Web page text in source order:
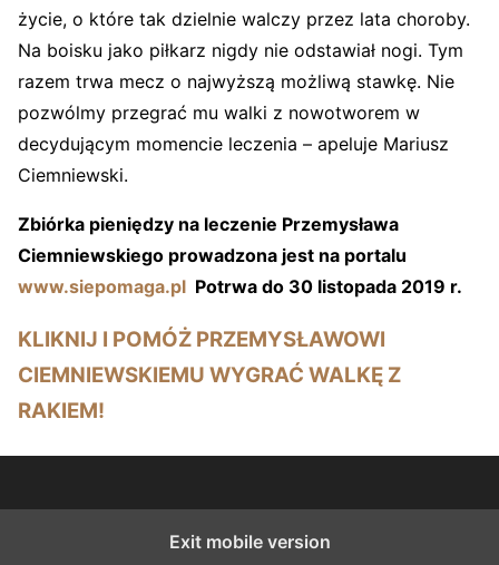
życie, o które tak dzielnie walczy przez lata choroby.
Na boisku jako piłkarz nigdy nie odstawiał nogi. Tym
razem trwa mecz o najwyższą możliwą stawkę. Nie
pozwólmy przegrać mu walki z nowotworem w
decydującym momencie leczenia – apeluje Mariusz
Ciemniewski.
Zbiórka pieniędzy na leczenie Przemysława
Ciemniewskiego prowadzona jest na portalu
www.siepomaga.pl Potrwa do 30 listopada 2019 r.
KLIKNIJ I POMÓŻ PRZEMYSŁAWOWI
CIEMNIEWSKIEMU WYGRAĆ WALKĘ Z
RAKIEM!
Exit mobile version